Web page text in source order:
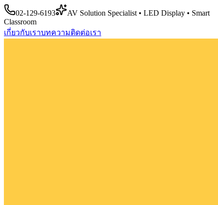
02-129-6193
AV Solution Specialist • LED Display • Smart
Classroom
เกี่ยวกับเราบทความติดต่อเรา